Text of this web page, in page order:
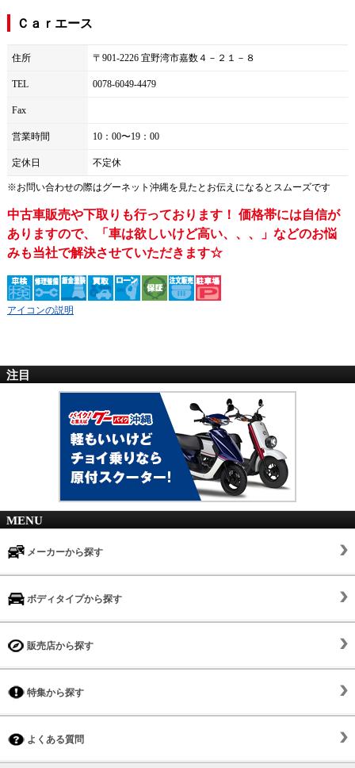
Ｃａｒエース
住所 〒901-2226 宜野湾市嘉数４－２１－８
TEL 0078-6049-4479
Fax
営業時間 10：00〜19：00
定休日 不定休
※お問い合わせの際はグーネット沖縄を見たとお伝えになるとスムーズです
中古車販売や下取りも行っております！ 価格帯には自信が
ありますので、「車は欲しいけど高い、、、」などのお悩
みも当社で解決させていただきます☆
アイコンの説明
注目
MENU
メーカーから探す
ボディタイプから探す
販売店から探す
特集から探す
よくある質問